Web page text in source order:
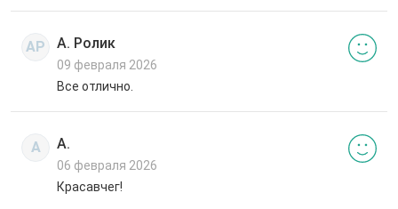
АР А. Ролик
09 февраля 2026
Все отлично.
А А.
06 февраля 2026
Красавчег!